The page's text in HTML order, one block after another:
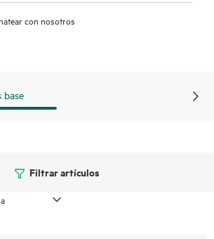
con nosotros
base
Filtrar artículos